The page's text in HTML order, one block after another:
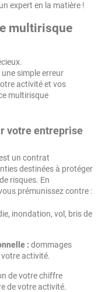
expert en la matière !
multirisque
une simple erreur
activité et vos
multirisque
votre entreprise
un contrat
destinées à protéger
risques. En
prémunissez contre :
inondation, vol, bris de
: dommages
activité.
de votre chiffre
de votre activité.